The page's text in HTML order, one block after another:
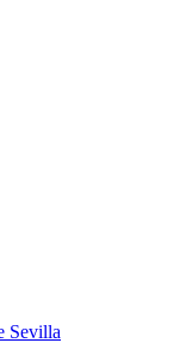
Sevilla